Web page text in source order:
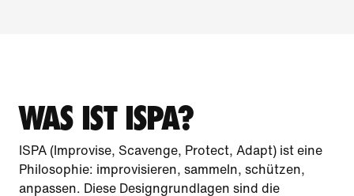
WAS IST ISPA?
ISPA (Improvise, Scavenge, Protect, Adapt) ist eine
Philosophie: improvisieren, sammeln, schützen,
anpassen. Diese Designgrundlagen sind die